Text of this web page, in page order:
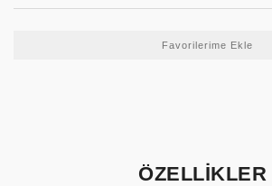
ÖZELLİKLER